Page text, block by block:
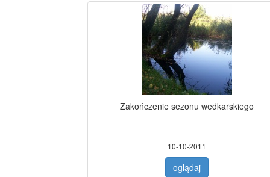
Zakończenie sezonu wedkarskiego
10-10-2011
oglądaj